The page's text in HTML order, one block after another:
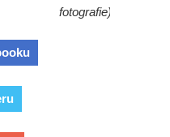
fotografie)